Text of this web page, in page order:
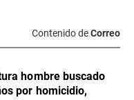
Contenido deCorreo
hombre buscado
por homicidio,